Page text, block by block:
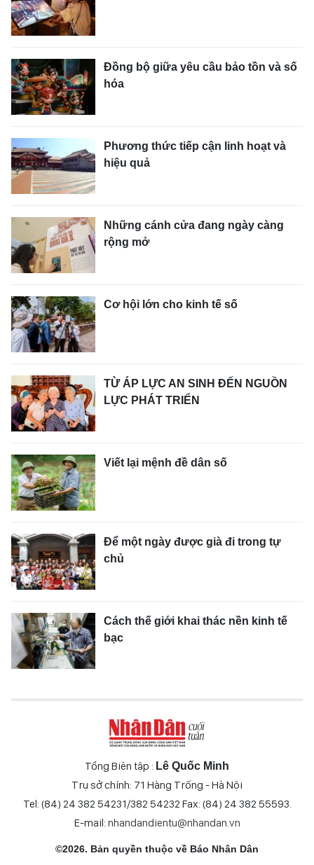
Đồng bộ giữa yêu cầu bảo tồn và số
hóa
Phương thức tiếp cận linh hoạt và
hiệu quả
Những cánh cửa đang ngày càng
rộng mở
Cơ hội lớn cho kinh tế số
TỪ ÁP LỰC AN SINH ĐẾN NGUỒN
LỰC PHÁT TRIỂN
Viết lại mệnh đề dân số
Để một ngày được già đi trong tự
chủ
Cách thế giới khai thác nền kinh tế
bạc
Tổng Biên tập : Lê Quốc Minh
Trụ sở chính: 71 Hàng Trống - Hà Nội
Tel: (84) 24 382 54231/382 54232 Fax: (84) 24 382 55593.
E-mail: nhandandientu@nhandan.vn
©2026. Bản quyền thuộc về Báo Nhân Dân